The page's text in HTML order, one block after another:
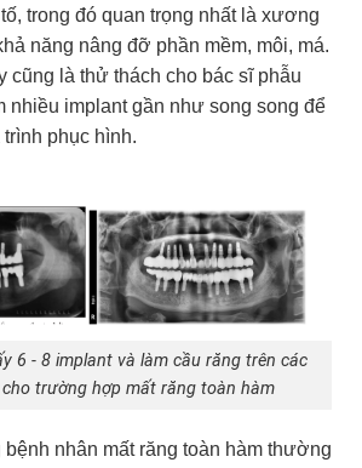
trong đó quan trọng nhất là xương
năng nâng đỡ phần mềm, môi, má.
cũng là thử thách cho bác sĩ phẫu
nhiều implant gần như song song để
phục hình.
6 - 8 implant và làm cầu răng trên các
trường hợp mất răng toàn hàm
nhân mất răng toàn hàm thường